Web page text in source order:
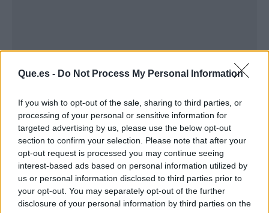
Que.es - Do Not Process My Personal Information
If you wish to opt-out of the sale, sharing to third parties, or
processing of your personal or sensitive information for
targeted advertising by us, please use the below opt-out
section to confirm your selection. Please note that after your
opt-out request is processed you may continue seeing
interest-based ads based on personal information utilized by
us or personal information disclosed to third parties prior to
your opt-out. You may separately opt-out of the further
disclosure of your personal information by third parties on the
Publicidad